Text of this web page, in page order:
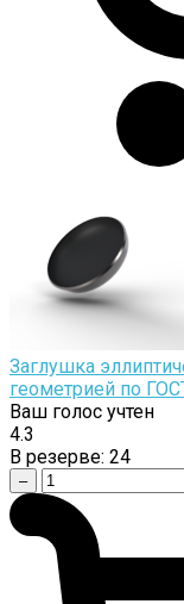
Заглушка
геометрией по
Ваш голос учтен
4.3
В резерве: 24
–